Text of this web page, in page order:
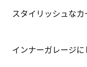
スタイリッシュな
インナーガレージ